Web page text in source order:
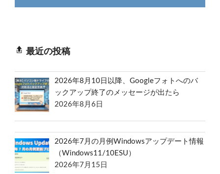
最近の投稿
2026年8月10日以降、Googleフォトへのバ
ックアップ終了のメッセージが出たら
2026年8月6日
2026年7月の月例Windowsアップデート情報
（Windows11/10ESU）
2026年7月15日